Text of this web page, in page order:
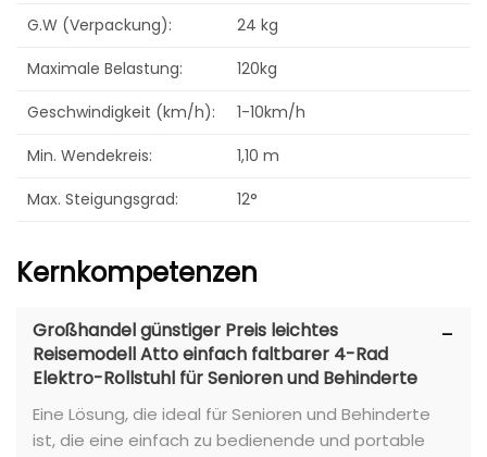
G.W (Verpackung):
24 kg
Maximale Belastung:
120kg
Geschwindigkeit (km/h):
1-10km/h
Min. Wendekreis:
1,10 m
Max. Steigungsgrad:
12°
Kernkompetenzen
Großhandel günstiger Preis leichtes
Reisemodell Atto einfach faltbarer 4-Rad
Elektro-Rollstuhl für Senioren und Behinderte
Eine Lösung, die ideal für Senioren und Behinderte
ist, die eine einfach zu bedienende und portable